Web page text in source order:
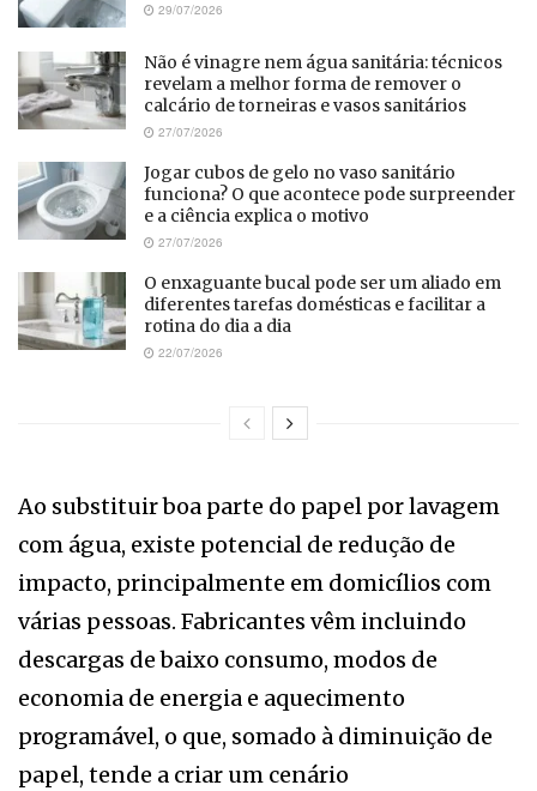
29/07/2026
Não é vinagre nem água sanitária: técnicos
revelam a melhor forma de remover o
calcário de torneiras e vasos sanitários
27/07/2026
Jogar cubos de gelo no vaso sanitário
funciona? O que acontece pode surpreender
e a ciência explica o motivo
27/07/2026
O enxaguante bucal pode ser um aliado em
diferentes tarefas domésticas e facilitar a
rotina do dia a dia
22/07/2026
Ao substituir boa parte do papel por lavagem
com água, existe potencial de redução de
impacto, principalmente em domicílios com
várias pessoas. Fabricantes vêm incluindo
descargas de baixo consumo, modos de
economia de energia e aquecimento
programável, o que, somado à diminuição de
papel, tende a criar um cenário